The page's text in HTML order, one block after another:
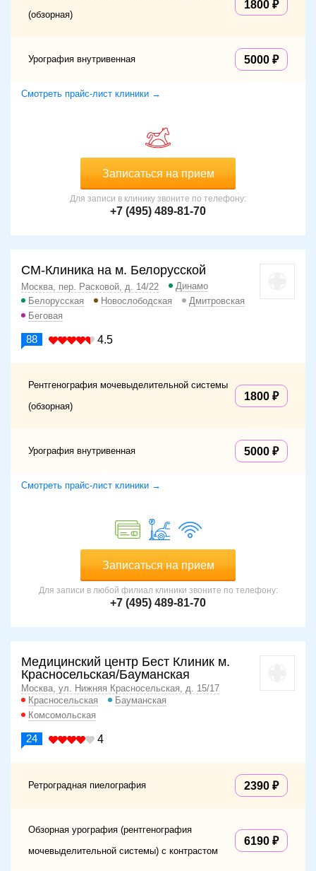
(обзорная)
1800
Урография внутривенная 5000
Смотреть прайс-лист клиники →
Записаться на прием
Для записи в клинику звоните по телефону:
+7 (495) 489-81-70
СМ-Клиника на м. Белорусской
Москва, пер. Расковой, д. 14/22
Динамо
Белорусская
Новослободская
Дмитровская
Беговая
88 4.5
Рентгенография мочевыделительной системы
(обзорная)
1800
Урография внутривенная 5000
Смотреть прайс-лист клиники →
Записаться на прием
Для записи в любой филиал клиники звоните по телефону:
+7 (495) 489-81-70
Медицинский центр Бест Клиник м.
Красносельская/Бауманская
Москва, ул. Нижняя Красносельская, д. 15/17
Красносельская
Бауманская
Комсомольская
24 4
Ретроградная пиелография 2390
Обзорная урография (рентгенография
мочевыделительной системы) с контрастом
6190